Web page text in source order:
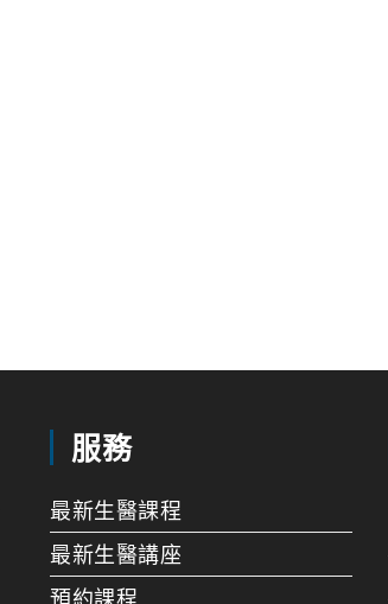
服務
最新生醫課程
最新生醫講座
預約課程